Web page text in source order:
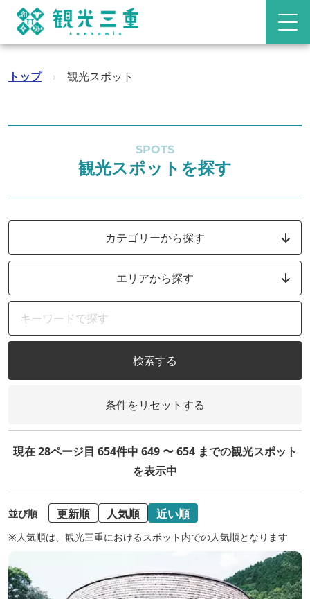
トップ › 観光スポット
SPOTS
観光スポットを探す
カテゴリーから探す
エリアから探す
検索する
条件をリセットする
現在 28ページ目 654件中 649 〜 654 までの観光スポット
を表示中
並び順 更新順 人気順 近い順
※人気順は、観光三重におけるスポット内での人気順となります